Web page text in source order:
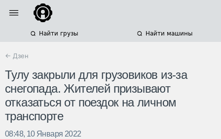
Найти грузы Найти машины
← Дзен
Тулу закрыли для грузовиков из-за
снегопада. Жителей призывают
отказаться от поездок на личном
транспорте
08:48, 10 Января 2022